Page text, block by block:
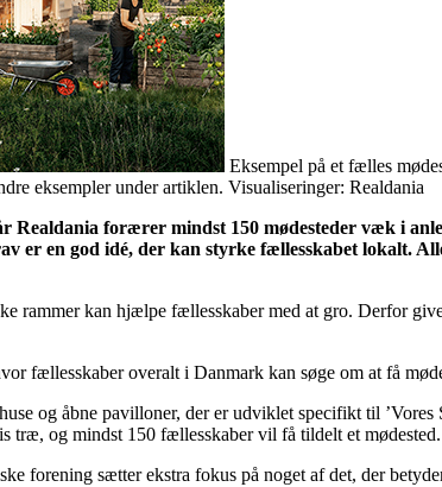
Eksempel på et fælles
eksempler under artiklen. Visualiseringer: Realdania
Realdania forærer mindst 150 mødesteder væk i
er en god idé, der kan styrke fællesskabet lokalt.
rammer kan hjælpe fællesskaber med at gro. Derfor
fællesskaber overalt i Danmark kan søge om at få
og åbne pavilloner, der er udviklet specifikt til ’Vores
træ, og mindst 150 fællesskaber vil få tildelt et mødested.
forening sætter ekstra fokus på noget af det, der